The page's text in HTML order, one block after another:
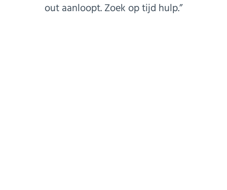
out aanloopt. Zoek op tijd hulp.”